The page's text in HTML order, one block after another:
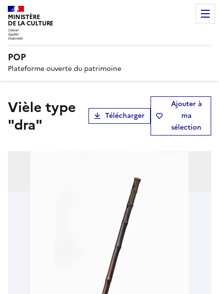
MINISTÈRE
DE LA CULTURE
POP
Plateforme ouverte du patrimoine
Vièle type
"dra"
Télécharger
Ajouter à
ma
sélection